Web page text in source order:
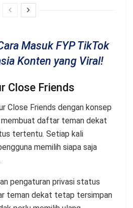
Masuk FYP TikTok
Konten yang Viral!
Close Friends
Close Friends dengan konsep
membuat daftar teman dekat
tertentu. Setiap kali
memilih siapa saja
pengaturan privasi status
teman dekat tetap tersimpan